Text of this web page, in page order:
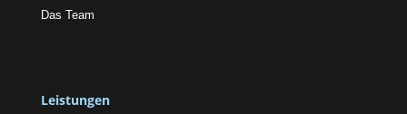
Das Team
Leistungen